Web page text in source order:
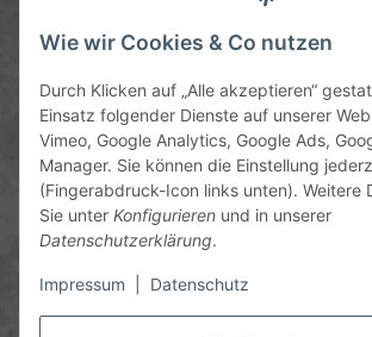
Wie wir Cookies & Co nutzen
Durch Klicken auf „Alle akzeptieren“
Einsatz folgender Dienste auf unserer
Vimeo, Google Analytics, Google Ads,
Manager. Sie können die Einstellung
(Fingerabdruck-Icon links unten). Weitere
Sie unter Konfigurieren und in unserer
Datenschutzerklärung.
Impressum Datenschutz
Service-Hotline
09372 / 70 80 90
Mo-Fr, 09:00-12:00 | 13:00-17:00 Uhr
Hinter den Straßenäckern 11-13
63906 Erlenbach
info@chemics.eu